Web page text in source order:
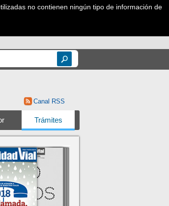
no contienen ningún tipo de información de
Canal RSS
Trámites